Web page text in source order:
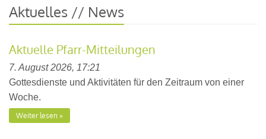
Aktuelles // News
Aktuelle Pfarr-Mitteilungen
7. August 2026, 17:21
Gottesdienste und Aktivitäten für den Zeitraum von einer
Woche.
Weiter lesen